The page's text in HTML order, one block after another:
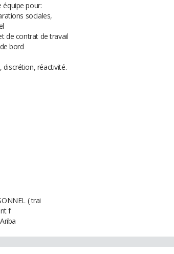
équipe pour:
sociales,
de contrat de travail
bord
discrétion, réactivité.
( trai
f